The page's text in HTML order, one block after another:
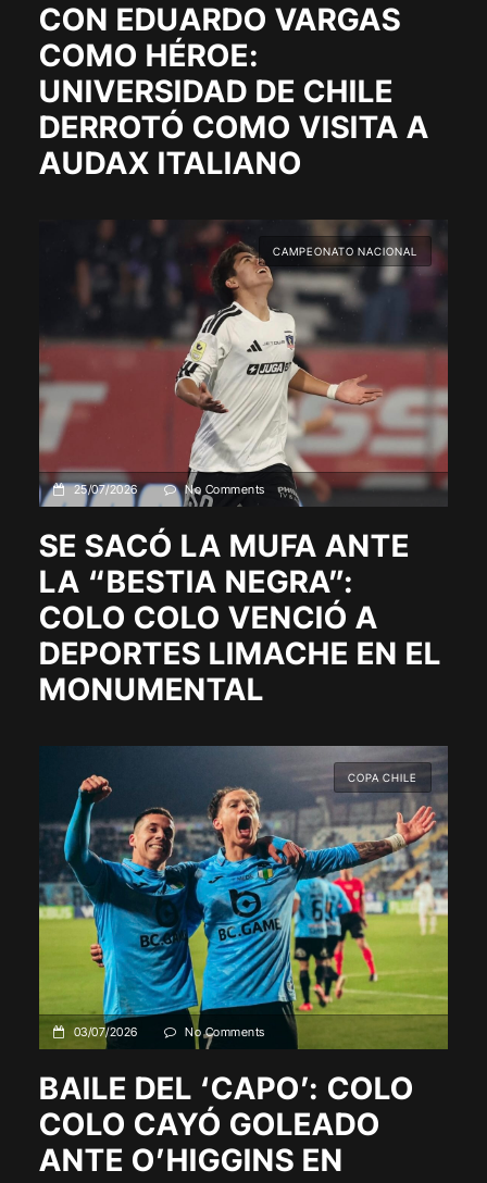
CON EDUARDO VARGAS
COMO HÉROE:
UNIVERSIDAD DE CHILE
DERROTÓ COMO VISITA A
AUDAX ITALIANO
CAMPEONATO NACIONAL
25/07/2026 No Comments
SE SACÓ LA MUFA ANTE
LA “BESTIA NEGRA”:
COLO COLO VENCIÓ A
DEPORTES LIMACHE EN EL
MONUMENTAL
COPA CHILE
03/07/2026 No Comments
BAILE DEL ‘CAPO’: COLO
COLO CAYÓ GOLEADO
ANTE O’HIGGINS EN